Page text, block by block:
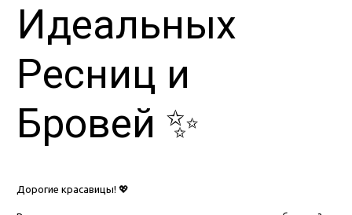
Идеальных
Ресниц и
Бровей ✨
Дорогие красавицы! 💖